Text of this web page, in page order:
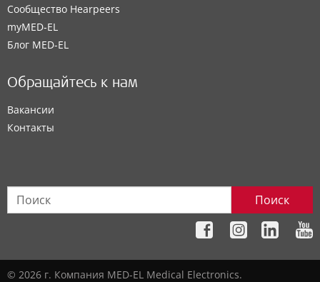
Сообщество Hearpeers
myMED‑EL
Блог MED-EL
Обращайтесь к нам
Вакансии
Контакты
Поиск
© 2026 г. Компания MED-EL Medical Electronics.